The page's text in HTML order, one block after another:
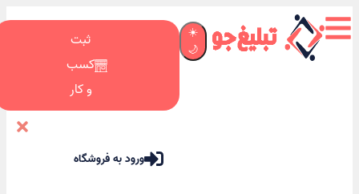
☀️
🌙
ثبت
کسب
و کار
ورود به فروشگاه